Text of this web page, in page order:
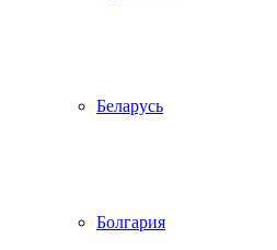
Беларусь
Болгария